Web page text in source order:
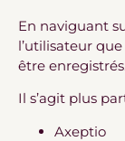
En naviguant
l’utilisateur
être
Il s’agit plus
Axeptio